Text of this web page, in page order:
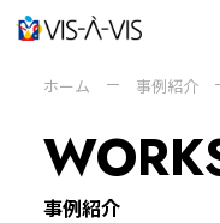
ホーム 事例紹介
事例紹介